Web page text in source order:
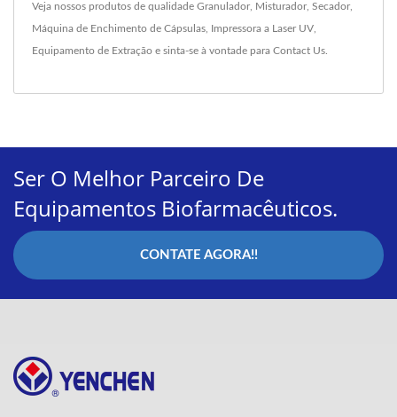
Veja nossos produtos de qualidade Granulador, Misturador, Secador,
Máquina de Enchimento de Cápsulas Impressora a Laser UV
Equipamento de Extração e sinta-se à vontade para Contact Us
Ser O Melhor Parceiro De
Equipamentos Biofarmacêuticos.
CONTATE AGORA!!